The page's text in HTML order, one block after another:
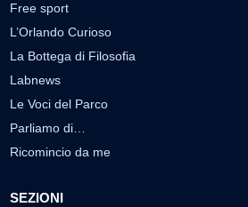
Free sport
L’Orlando Curioso
La Bottega di Filosofia
Labnews
Le Voci del Parco
Parliamo di…
Ricomincio da me
SEZIONI